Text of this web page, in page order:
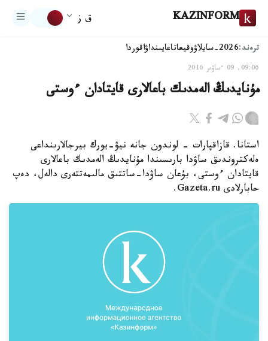
KAZINFORM ق ز
ترەند:2026-سايلاۋ وقيعاتاعايىنداۋاقوردا
09:06, 09 ءساۋىر 2016
مۇنايدىڭ الەمدىك باعالارى قايتادان ءوستى
استانا. قازاقپارات - لوندون جانە نيۋ-يورك بيرجالارىنداعى
ەلەكتروندىق ساۋدا بارىسىندا مۇنايدىڭ الەمدىك باعالارى
قايتادان ءوستى، بۇعان ساۋدا-ساتتىق مالىمەتتەرى دالەل، دەپ
حابارلادى Gazeta.ru.